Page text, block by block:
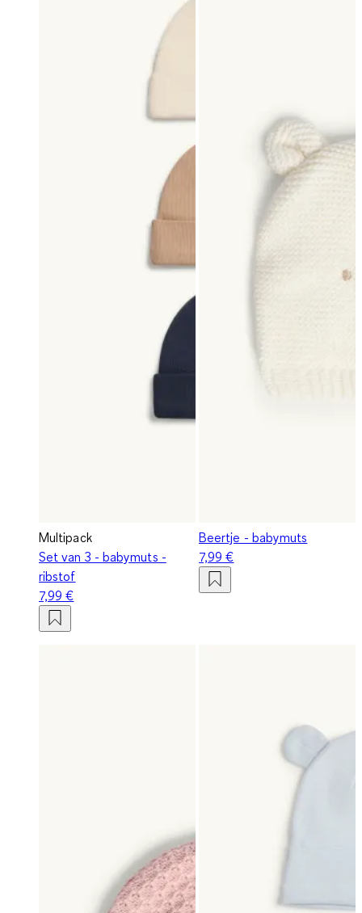
Multipack
Set van 3 - babymuts -
ribstof
7,99 €
Beertje - babymuts
7,99 €